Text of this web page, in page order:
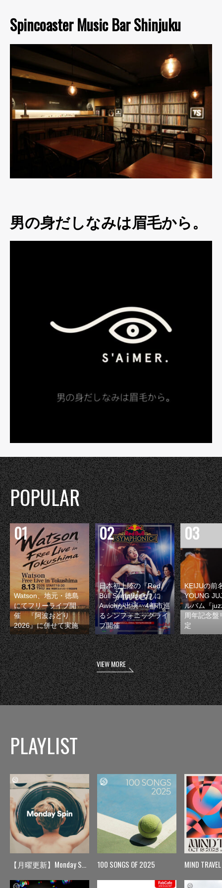
Spincoaster Music Bar Shinjuku
男の身だしなみは眉毛から。
POPULAR
Watson、地元・徳島
にてフリーライブ開
催 『阿波おどり
2026』に併せて実施
日本初上陸の『Red
Bull Symphonic』に
Awichが出演 4都市巡
るシンフォニックライ
ブ開催
KEIJUの前
YOUNG
ルバム『
周年記念盤
定
VIEW MORE
PLAYLIST
【月曜更新】Monday Spin 100 SONGS OF 2025 MIND TRAVEL